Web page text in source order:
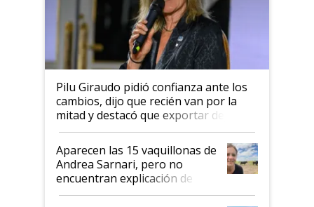
Pilu Giraudo pidió confianza ante los
cambios, dijo que recién van por la
mitad y destacó que exportar dejó de
ser "para unos pocos": "Tenemos un
mandato muy claro del gobierno
nacional"
Aparecen las 15 vaquillonas de
Andrea Sarnari, pero no
encuentran explicación de
cómo llegaron allí